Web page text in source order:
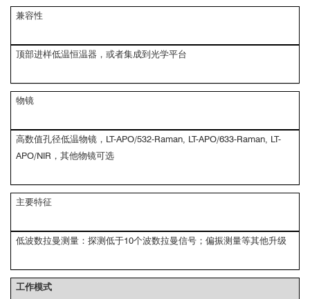
兼容性
顶部进样低温恒温器，或者集成到光学平台
物镜
高数值孔径低温物镜，LT-APO/532-Raman, LT-APO/633-Raman, LT-
APO/NIR，其他物镜可选
主要特征
低波数拉曼测量：探测低于10个波数拉曼信号；偏振测量等其他升级
工作模式